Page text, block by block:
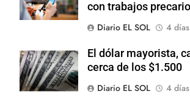
con trabajos
Diario EL SOL
4
El dólar mayorista,
cerca de los $1.500
Diario EL SOL
4